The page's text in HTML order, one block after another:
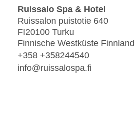
Ruissalo Spa & Hotel
Ruissalon puistotie 640
FI20100 Turku
Finnische Westküste Finnland
+358 +358244540
info@ruissalospa.fi